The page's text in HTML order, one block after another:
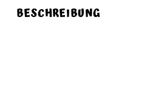
BESCHREIBUNG